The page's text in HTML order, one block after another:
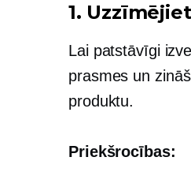
1.
Lai patstāvīgi
prasmes un
produktu.
Priekšrocības: